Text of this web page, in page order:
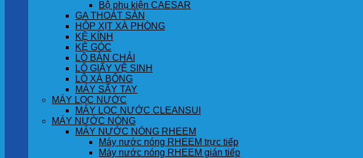
Bộ phụ kiện CAESAR
GA THOÁT SÀN
HỘP XỊT XÀ PHÒNG
KỆ KÍNH
KỆ GÓC
LÔ BÀN CHẢI
LÔ GIẤY VỆ SINH
LÔ XÀ BÔNG
MÁY SẤY TAY
MÁY LỌC NƯỚC
MÁY LỌC NƯỚC CLEANSUI
MÁY NƯỚC NÓNG
MÁY NƯỚC NÓNG RHEEM
Máy nước nóng RHEEM trực tiếp
Máy nước nóng RHEEM gián tiếp